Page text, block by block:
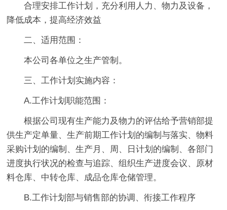
合理安排工作计划，充分利用人力、物力及设备，
降低成本，提高经济效益
二、适用范围：
本公司各单位之生产管制。
三、工作计划实施内容：
A.工作计划职能范围：
根据公司现有生产能力及物力的评估给予营销部提
供生产定单量、生产前期工作计划的编制与落实、物料
采购计划的编制、生产月、周、日计划的编制、各部门
进度执行状况的检查与追踪、组织生产进度会议、原材
料仓库、中转仓库、成品仓库仓储管理。
B.工作计划部与销售部的协调、衔接工作程序